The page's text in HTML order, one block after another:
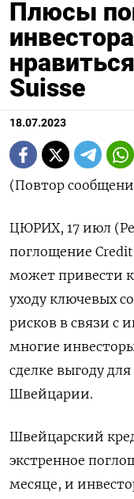
Плюсы
Suisse
18.07.2023
(Повтор
ЦЮРИХ, 17 июл
поглощение Credit
может привести к
уходу ключевых
рисков в связи с
многие
сделке выгоду
Швейцарии.
Швейцарский
экстренное
месяце, и